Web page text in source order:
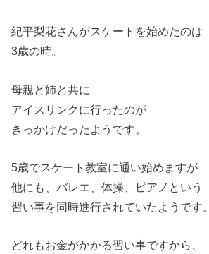
紀平梨花さんがスケートを始めたのは
3歳の時。
母親と姉と共に
アイスリンクに行ったのが
きっかけだったようです。
5歳でスケート教室に通い始めますが
他にも、バレエ、体操、ピアノという
習い事を同時進行されていたようです。
どれもお金がかかる習い事ですから、